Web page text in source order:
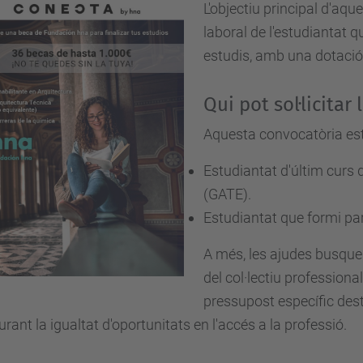
L'objectiu principal
laboral de l'estudiantat
estudis, amb una
Qui pot sol·licitar
Aquesta convocatòria
Estudiantat d'últim curs
(GATE).
Estudiantat que formi
A més, les ajudes
del col·lectiu
pressupost específic
la igualtat d'oportunitats en l'accés a la professió.